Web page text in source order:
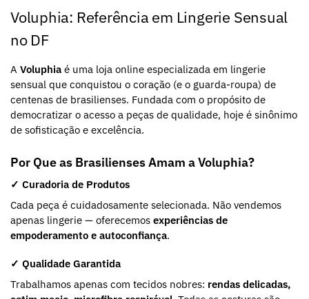
Voluphia: Referência em Lingerie Sensual
no DF
A Voluphia é uma loja online especializada em lingerie
sensual que conquistou o coração (e o guarda-roupa) de
centenas de brasilienses. Fundada com o propósito de
democratizar o acesso a peças de qualidade, hoje é sinônimo
de sofisticação e excelência.
Por Que as Brasilienses Amam a Voluphia?
✓ Curadoria de Produtos
Cada peça é cuidadosamente selecionada. Não vendemos
apenas lingerie — oferecemos experiências de
empoderamento e autoconfiança.
✓ Qualidade Garantida
Trabalhamos apenas com tecidos nobres: rendas delicadas,